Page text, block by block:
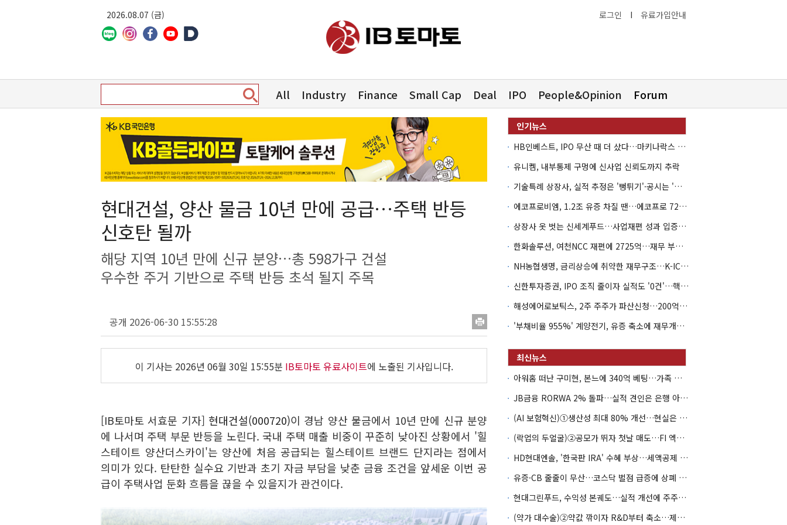
2026.08.07 (금) 로그인 I 유료가입안내
All Industry Finance Small Cap Deal IPO People&Opinion Forum
현대건설, 양산 물금 10년 만에 공급…주택 반등
신호탄 될까
해당 지역 10년 만에 신규 분양…총 598가구 건설
우수한 주거 기반으로 주택 반등 초석 될지 주목
공개 2026-06-30 15:55:28
이 기사는 2026년 06월 30일 15:55분 IB토마토 유료사이트에 노출된 기사입니다.
[IB토마토 서효문 기자] 현대건설(000720)이 경남 양산 물금에서 10년 만에 신규 분양
에 나서며 주택 부문 반등을 노린다. 국내 주택 매출 비중이 꾸준히 낮아진 상황에서 '힐
스테이트 양산더스카이'는 양산에 처음 공급되는 힐스테이트 브랜드 단지라는 점에서
의미가 있다. 탄탄한 실수요 기반과 초기 자금 부담을 낮춘 금융 조건을 앞세운 이번 공
급이 주택사업 둔화 흐름을 끊을 수 있을지가 관건이다.
HB인베스트, IPO 무산 때 더 샀다…마키나락스 투자 2.7배 회수
유니켐, 내부통제 구멍에 신사업 신뢰도까지 추락
기술특례 상장사, 실적 추정은 '뻥튀기'·공시는 '누락'
에코프로비엠, 1.2조 유증 차질 땐…에코프로 7270억 '독박'
상장사 옷 벗는 신세계푸드…사업재편 성과 입증할까
한화솔루션, 여천NCC 재편에 2725억…재무 부담 커지나
NH농협생명, 금리상승에 취약한 재무구조…K-ICS 변동성 '주의보'
신한투자증권, IPO 조직 줄이자 실적도 '0건'…핵심 인력까지 이탈
해성에어로보틱스, 2주 주주가 파산신청…200억 CB 분쟁 확산
'부채비율 955%' 계양전기, 유증 축소에 재무개선 효과 '뚝'
아워홈 떠난 구미현, 본느에 340억 베팅…가족 지배체제 구축
JB금융 RORWA 2% 돌파…실적 견인은 은행 아닌 캐피탈
(AI 보험혁신)①생산성 최대 80% 개선…현실은 '실행 격차'
(락업의 두얼굴)②공모가 뛰자 첫날 매도…FI 엑시트 전략 갈렸다
HD현대엔솔, '한국판 IRA' 수혜 부상…세액공제 선택이 변수
유증·CB 줄줄이 무산…코스닥 벌점 급증에 상폐 압박
현대그린푸드, 수익성 본궤도…실적 개선에 주주환원까지
(약가 대수술)②약값 깎이자 R&D부터 축소…제약업계 비상경영 돌입